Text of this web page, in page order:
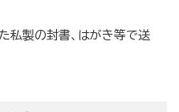
私製の封書、はがき等で送